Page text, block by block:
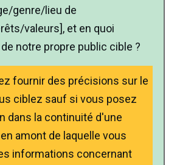
genre/lieu de
valeurs], et en quoi
notre propre public cible ?
fournir des précisions sur le
ciblez sauf si vous posez
dans la continuité d'une
amont de laquelle vous
informations concernant